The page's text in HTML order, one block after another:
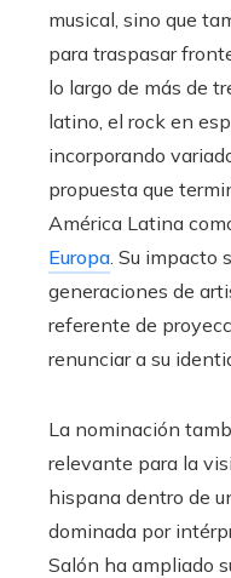
musical, sino que
para traspasar
lo largo de más de
latino, el rock en
incorporando
propuesta que
América Latina
Europa . Su impacto
generaciones de
referente de
renunciar a su
La nominación
relevante para la
hispana dentro de
dominada por
Salón ha ampliado